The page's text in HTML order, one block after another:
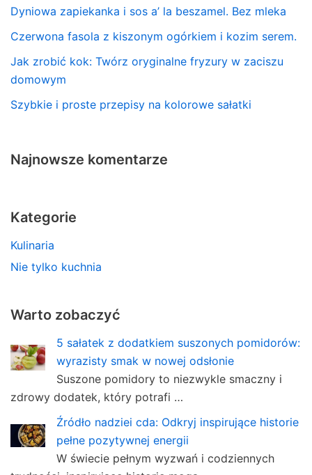
Dyniowa zapiekanka i sos a’ la beszamel. Bez mleka
Czerwona fasola z kiszonym ogórkiem i kozim serem.
Jak zrobić kok: Twórz oryginalne fryzury w zaciszu
domowym
Szybkie i proste przepisy na kolorowe sałatki
Najnowsze komentarze
Kategorie
Kulinaria
Nie tylko kuchnia
Warto zobaczyć
5 sałatek z dodatkiem suszonych pomidorów:
wyrazisty smak w nowej odsłonie
Suszone pomidory to niezwykle smaczny i
zdrowy dodatek, który potrafi …
Źródło nadziei cda: Odkryj inspirujące historie
pełne pozytywnej energii
W świecie pełnym wyzwań i codziennych